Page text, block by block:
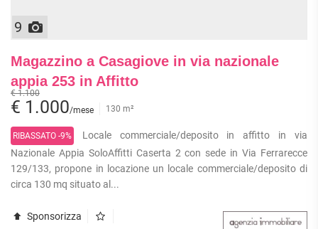
9
Magazzino a Casagiove in via nazionale
appia 253 in Affitto
€ 1.100
€ 1.000/mese 130 m²
RIBASSATO -9%
Locale commerciale/deposito in affitto in via
Nazionale Appia SoloAffitti Caserta 2 con sede in Via Ferrarecce
129/133, propone in locazione un locale commerciale/deposito di
circa 130 mq situato al...
Sponsorizza